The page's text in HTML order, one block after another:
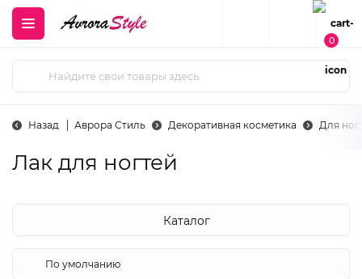
0
Назад Аврора Стиль Декоративная косметика Для
Лак для ногтей
Каталог